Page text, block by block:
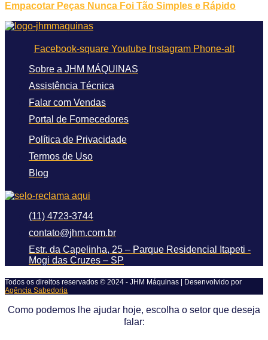
Empacotar Peças Nunca Foi Tão Simples e Rápido
Facebook-square Youtube Instagram Phone-alt
Sobre a JHM MÁQUINAS
Assistência Técnica
Falar com Vendas
Portal de Fornecedores
Política de Privacidade
Termos de Uso
Blog
(11) 4723-3744
contato@jhm.com.br
Estr. da Capelinha, 25 – Parque Residencial Itapeti -
Mogi das Cruzes – SP
Todos os direitos reservados © 2024 - JHM Máquinas | Desenvolvido por
Agência Sabedoria
Como podemos lhe ajudar hoje, escolha o setor que deseja
falar: